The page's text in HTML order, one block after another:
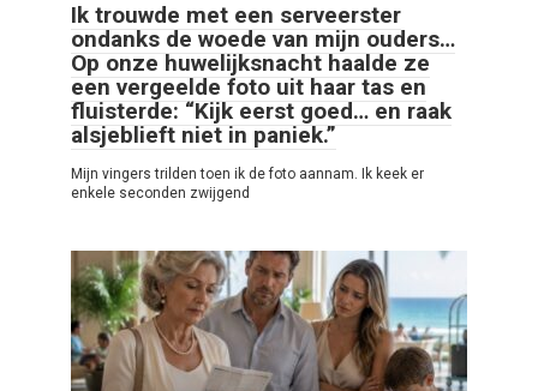
Ik trouwde met een serveerster
ondanks de woede van mijn ouders…
Op onze huwelijksnacht haalde ze
een vergeelde foto uit haar tas en
fluisterde: “Kijk eerst goed… en raak
alsjeblieft niet in paniek.”
Mijn vingers trilden toen ik de foto aannam. Ik keek er
enkele seconden zwijgend